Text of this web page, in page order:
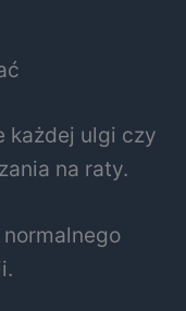
każdej ulgi czy
na raty.